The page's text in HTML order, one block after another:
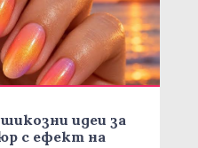
идеи за
с ефект на